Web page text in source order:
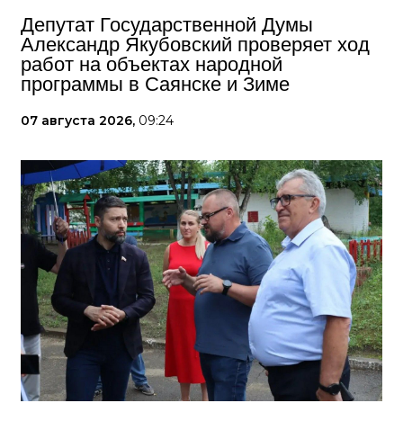
Депутат Государственной Думы
Александр Якубовский проверяет ход
работ на объектах народной
программы в Саянске и Зиме
07 августа 2026, 09:24